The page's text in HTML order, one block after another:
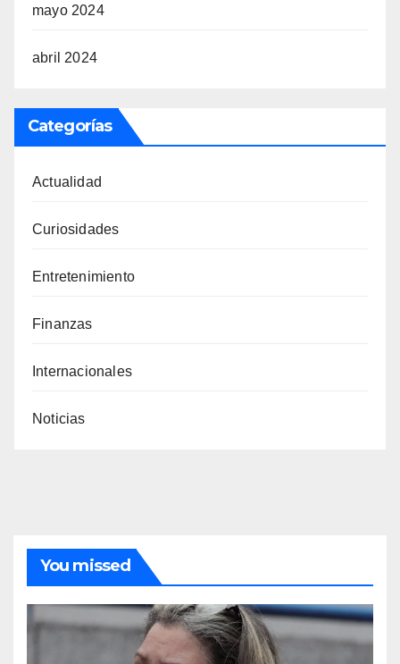
mayo 2024
abril 2024
Categorías
Actualidad
Curiosidades
Entretenimiento
Finanzas
Internacionales
Noticias
You missed